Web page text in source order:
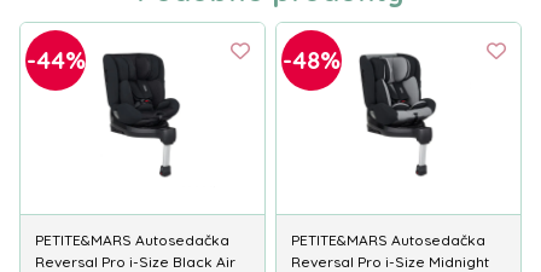
-44%
PETITE&MARS Autosedačka
Reversal Pro i-Size Black Air
-48%
PETITE&MARS Autosedačka
Reversal Pro i-Size Midnight